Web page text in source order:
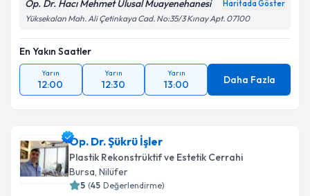
Op. Dr. Hacı Mehmet Ulusal Muayenehanesi Haritada Göster
Yüksekalan Mah. Ali Çetinkaya Cad. No:35/3 Kınay Apt. 07100
En Yakın Saatler
Yarın
12:00
Yarın
12:30
Yarın
13:00 Daha Fazla
Op. Dr. Şükrü İşler
Plastik Rekonstrüktif ve Estetik Cerrahi
Bursa, Nilüfer
5 (45 Değerlendirme)